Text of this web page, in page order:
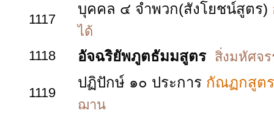
1117
บุคคล ๔ จำพวก(สังโยชน์สูตร)
ได้
1118
อัจฉริยัพภูตธัมมสูตร สิ่งมหัศจ
1119
ปฏิปักษ์ ๑๐ ประการ กัณฏกสูต
ฌาน